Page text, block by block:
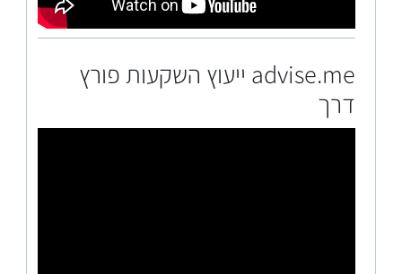
advise.me ייעוץ השקעות פורץ
דרך